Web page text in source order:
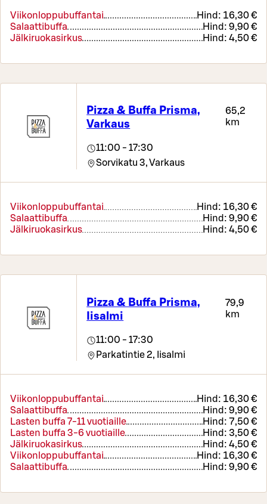
Viikonloppubuffantai Hind: 16,30 €
Salaattibuffa
Hind: 9,90 €
Jälkiruokasirkus
Hind: 4,50 €
Pizza & Buffa Prisma,
Varkaus
65,2
km
11:00 - 17:30
Sorvikatu 3,Varkaus
Viikonloppubuffantai Hind: 16,30 €
Salaattibuffa
Hind: 9,90 €
Jälkiruokasirkus
Hind: 4,50 €
Pizza & Buffa Prisma,
Iisalmi
79,9
km
11:00 - 17:30
Parkatintie 2, Iisalmi
Viikonloppubuffantai Hind: 16,30 €
Salaattibuffa
Hind: 9,90 €
Lasten buffa 7-11 vuotiaille
Hind: 7,50 €
Lasten buffa 3-6 vuotiaille
Hind: 3,50 €
Jälkiruokasirkus
Hind: 4,50 €
Viikonloppubuffantai
Hind: 16,30 €
Salaattibuffa
Hind: 9,90 €